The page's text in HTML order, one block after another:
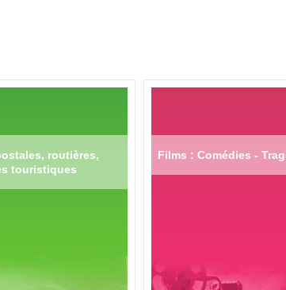
routières,
touristiques
Films : Comédies -